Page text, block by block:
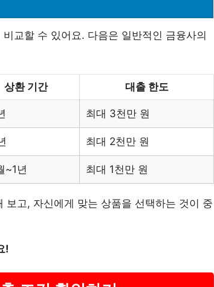
교할 수 있어요. 다음은 일반적인 금융사의
상환 기간 대출 한도
최대 3천만 원
최대 2천만 원
~1년 최대 1천만 원
고, 자신에게 맞는 상품을 선택하는 것이 중
!